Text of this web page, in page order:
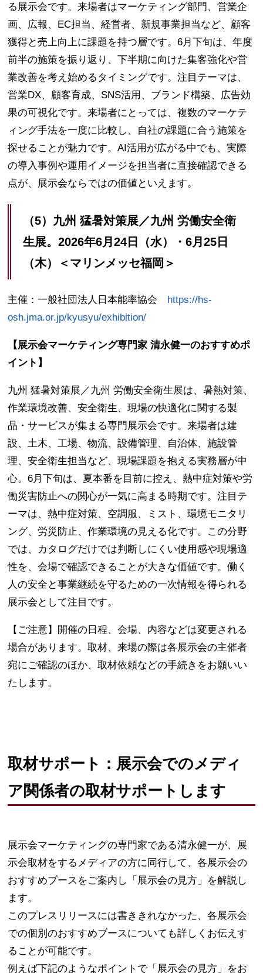
る展示会です。来場者はマーケティング部門、営業企
画、広報、EC担当、経営者、新規事業担当など、顧客
獲得と売上向上に課題を持つ層です。6月下旬は、年度
前半の施策を振り返り、下半期に向けた集客強化や営
業改善を考え始めるタイミングです。注目テーマは、
営業DX、顧客育成、SNS活用、ブランド構築、広告効
果の可視化です。来場者にとっては、複数のマーケテ
ィング手法を一度に比較し、自社の課題に合う施策を
探せることが魅力です。AI活用が広がる中でも、実際
の導入事例や運用イメージを担当者に直接確認できる
点が、展示会ならではの価値といえます。
（5）九州 猛暑対策展／九州 労働安全衛
生展。2026年6月24日（水）・6月25日
（木）＜マリンメッセ福岡＞
主催：一般社団法人日本能率協会 https://hs-
osh.jma.or.jp/kyusyu/exhibition/
【展示会マーケティング専門家 清永健一のおすすめポ
イント】
九州 猛暑対策展／九州 労働安全衛生展は、暑熱対策、
作業環境改善、安全衛生、現場の快適化に関する製
品・サービスが集まる専門展示会です。来場者は建
設、土木、工場、物流、設備管理、自治体、施設管
理、安全衛生担当など、現場課題を抱える実務層が中
心。6月下旬は、夏本番を目前に控え、熱中症対策や労
働災害防止への関心が一気に高まる時期です。注目テ
ーマは、熱中症対策、空調服、ミスト、環境モニタリ
ング、労災防止、作業環境の見える化です。この分野
では、カタログだけでは判断しにくい使用感や現場適
性を、会場で確認できることが大きな価値です。働く
人の安全と事業継続を守るための一次情報を得られる
展示会として注目です。
【ご注意】開催の日程、会場、内容などは変更される
場合があります。取材、来場の際は各展示会の主催者
宛にご確認のほか、取材依頼などの手続きをお願いい
たします。
取材サポート：展示会でのメディ
ア関係者の取材サポートします
展示会マーケティングの専門家である清永健一が、展
示会取材をするメディアの方に同行して、各展示会の
おすすめブースをご案内し「展示会の見方」を解説し
ます。
このプレスリリースには書ききれなかった、各展示会
での個別のおすすめブースについても詳しくお伝えす
ることが可能です。
例えば下記のようなポイントで「展示会の見方」をお